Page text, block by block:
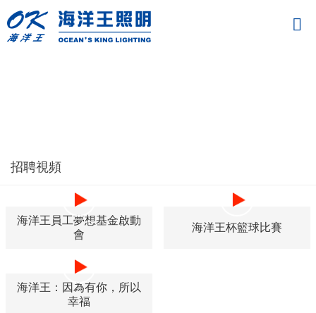
招聘視頻
海洋王員工夢想基金啟動
會
海洋王杯籃球比賽
海洋王：因為有你，所以
幸福